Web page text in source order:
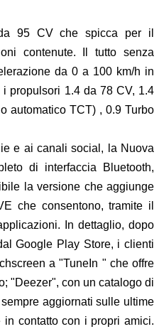
95 CV che spicca per il
contenute. Il tutto senza
da 0 a 100 km/h in
propulsori 1.4 da 78 CV, 1.4
automatico TCT) , 0.9 Turbo
e ai canali social, la Nuova
di interfaccia Bluetooth,
la versione che aggiunge
che consentono, tramite il
In dettaglio, dopo
Google Play Store, i clienti
a "TuneIn " che offre
"Deezer", con un catalogo di
aggiornati sulle ultime
contatto con i propri amici.